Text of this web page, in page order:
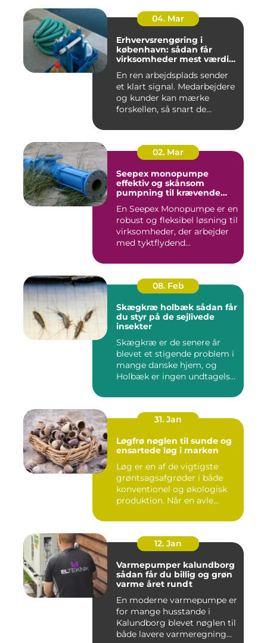
04. Mar
Erhvervsrengøring i
københavn: sådan får
virksomheder mest værdi
En ren arbejdsplads sender
et klart signal. Medarbejdere
og kunder kan mærke
forskellen, så snart de...
02. Mar
Seepex monopumpe
effektiv og skånsom
pumpning til krævende
En Seepex Monopumpe er en
robust og fleksibel løsning til
virksomheder, der arbejder
med tyktflydend...
08. Feb
Skægkræ holbæk sådan får
du styr på de sejlivede
insekter
Skægkræ er de senere år
blevet et stigende problem i
mange danske hjem, og
Holbæk er ingen undtagels...
31. Jan
Løgfrø nøglen til sunde og
ensartede løg i marken
Løg er en af de vigtigste
grøntsagsafgrøder i både
konventionel og økologisk
produktion. Når en avle...
12. Jan
Varmepumper kalundborg
sådan får du billig og grøn
varme året rundt
En moderne varmepumpe er
for mange husstande i
Kalundborg blevet nøglen til
både lavere varmeregning...